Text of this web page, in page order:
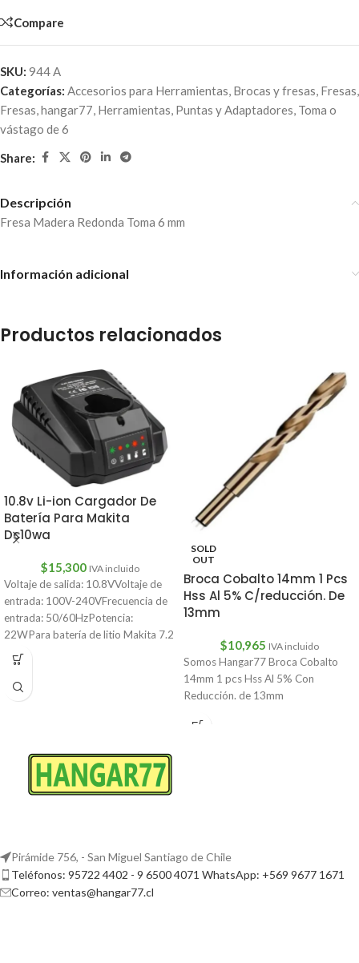
Compare
SKU: 944 A
Categorías: Accesorios para Herramientas, Brocas y fresas, Fresas,
Fresas,hangar77, Herramientas, Puntas y Adaptadores, Toma o
vástago de 6
Share:
Descripción
Fresa Madera Redonda Toma 6 mm
Información adicional
Productos relacionados
10.8v Li-ion Cargador De
Batería Para Makita
Dc10wa
$15,300 IVA incluido
Voltaje de salida: 10.8VVoltaje de
entrada: 100V-240VFrecuencia de
entrada: 50/60HzPotencia:
22WPara batería de litio Makita 7.2
V/10.8VCantidad: 1 ud.
SOLD
OUT
Broca Cobalto 14mm 1 Pcs
Hss Al 5% C/reducción. De
13mm
$10,965 IVA incluido
Somos Hangar77 Broca Cobalto
14mm 1 pcs Hss Al 5% Con
Reducción. de 13mm
Pirámide 756, - San Miguel Santiago de Chile
Teléfonos: 95722 4402 - 9 6500 4071 WhatsApp: +569 9677 1671
Correo: ventas@hangar77.cl